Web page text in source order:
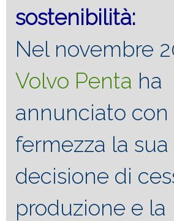
sostenibilità:
Nel novembre
Volvo Penta ha
annunciato con
fermezza la sua
decisione di
produzione e la